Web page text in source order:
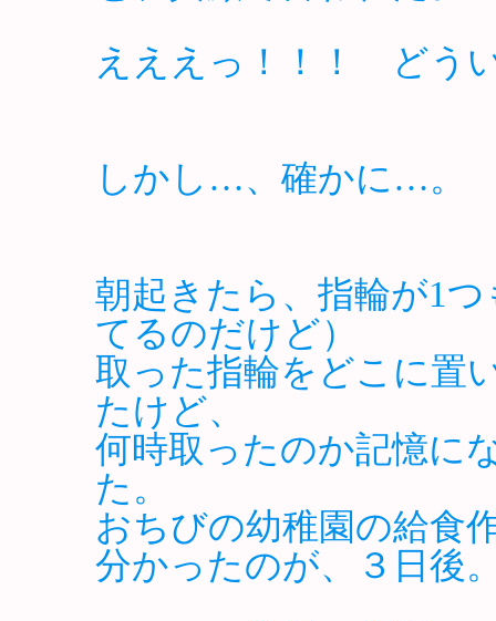
えええっ！！！ どう
しかし…、確かに…。
朝起きたら、指輪が1
てるのだけど）
取った指輪をどこに置
たけど、
何時取ったのか記憶に
た。
おちびの幼稚園の給食
分かったのが、３日後